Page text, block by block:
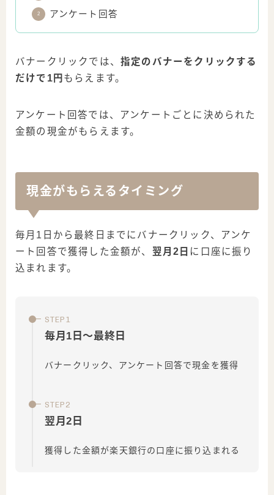
アンケート回答
バナークリックでは、 指定のバナーをクリックする
だけで1円 もらえます。
アンケート回答では、アンケートごとに決められた
金額の現金がもらえます。
現金がもらえるタイミング
毎月1日から最終日までにバナークリック、アンケ
ート回答で獲得した金額が、 翌月2日 に口座に振り
込まれます。
毎月1日～最終日
バナークリック、アンケート回答で現金を獲得
翌月2日
獲得した金額が楽天銀行の口座に振り込まれる